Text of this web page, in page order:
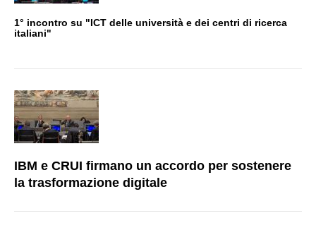
1° incontro su "ICT delle università e dei centri di ricerca
italiani"
IBM e CRUI firmano un accordo per sostenere
la trasformazione digitale